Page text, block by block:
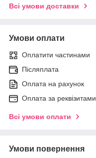
Всі умови доставки
Умови оплати
Оплатити частинами
Післяплата
Оплата на рахунок
Оплата за реквізитами
Всі умови оплати
Умови повернення